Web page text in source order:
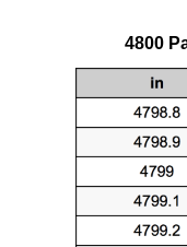
4800